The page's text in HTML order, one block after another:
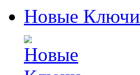
Новые Ключи